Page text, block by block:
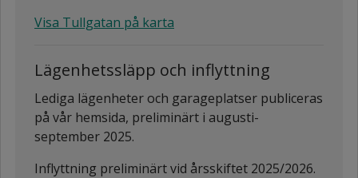
Visa Tullgatan på karta
Lägenhetssläpp och inflyttning
Lediga lägenheter och garageplatser publiceras
på vår hemsida, preliminärt i augusti-
september 2025.
Inflyttning preliminärt vid årsskiftet 2025/2026.